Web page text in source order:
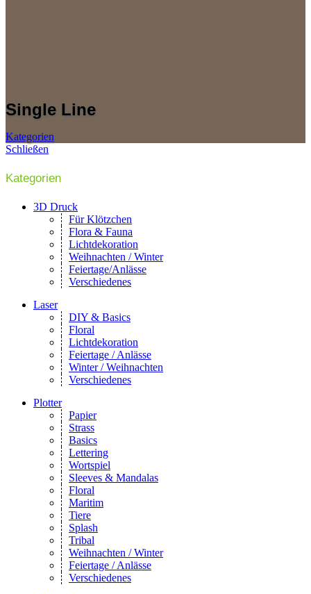
Single Line
Kategorien
Schließen
Kategorien
3D Druck
Für Klötzchen
Flora & Fauna
Lichtdekoration
Weihnachten / Winter
Feiertage/Anlässe
Verschiedenes
Laser
DIY & Basics
Floral
Lichtdekoration
Feiertage / Anlässe
Winter / Weihnachten
Verschiedenes
Plotter
Papier
Strass
Basics
Lettering
Wortspiel
Sleeves & Mandalas
Floral
Maritim
Tiere
Splash
Tribal
Weihnachten / Winter
Feiertage / Anlässe
Verschiedenes